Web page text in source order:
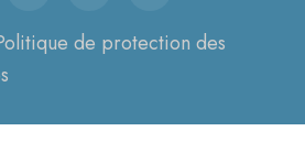
de protection des